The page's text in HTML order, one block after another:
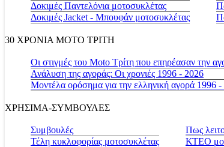
Δοκιμές Παντελόνια μοτοσυκλέτας
Δοκιμές Jacket - Μπουφάν μοτοσυκλέτας
30 ΧΡΟΝΙΑ MOTO ΤΡΙΤΗ
Οι στιγμές του Moto Τρίτη που επηρέασαν την
Ανάλυση της αγοράς: Οι χρονιές 1996 - 2026
Μοντέλα ορόσημα για την ελληνική αγορά 1996
ΧΡΗΣΙΜΑ-ΣΥΜΒΟΥΛΕΣ
Συμβουλές
Τέλη κυκλοφορίας μοτοσυκλέτας
Πως
ΚΤΕΟ